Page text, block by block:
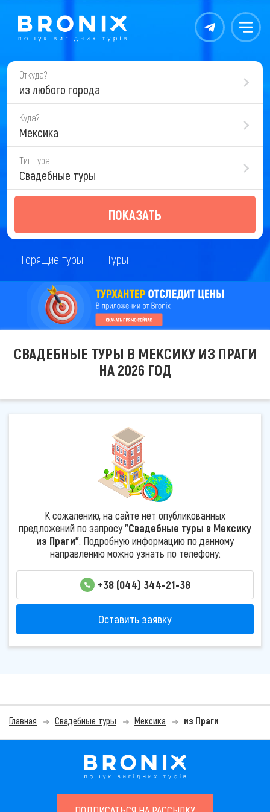
Контакты Меню
Откуда?
из любого города
Куда?
Мексика
Тип тура
Свадебные туры
ПОКАЗАТЬ
Горящие туры Туры
СВАДЕБНЫЕ ТУРЫ В МЕКСИКУ ИЗ ПРАГИ
НА 2026 ГОД
К сожалению, на сайте нет опубликованных
предложений по запросу"Свадебные туры в Мексику
из Праги". Подробную информацию по данному
направлению можно узнать по телефону:
+38 (044) 344-21-38
Оставить заявку
Главная Свадебные туры Мексика из Праги